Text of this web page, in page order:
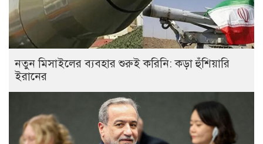
নতুন মিসাইলের ব্যবহার শুরুই করিনি: কড়া হুঁশিয়ারি
ইরানের